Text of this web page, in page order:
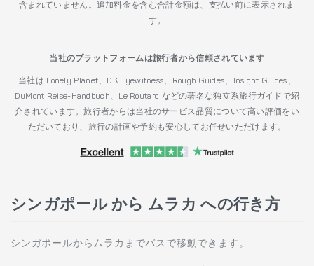
含まれていません。追加料金を含む合計金額は、支払い前に表示されま
す。
当社のプラットフォームは旅行者から信頼されています
当社は Lonely Planet、DK Eyewitness、Rough Guides、Insight Guides、
DuMont Reise-Handbuch、Le Routard などの著名な独立系旅行ガイドで紹
介されています。旅行者からは当社のサービス品質について高い評価をい
ただいており、旅行の計画や予約も安心してお任せいただけます。
シンガポール から ムラカ への行き方
シンガポールからムラカまでバスで移動できます。